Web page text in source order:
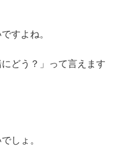
すよね。
どう？」って言えます
しょ。